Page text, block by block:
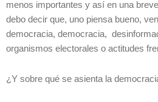
menos importantes y así en una
debo decir que, uno piensa bueno,
democracia, democracia,
organismos electorales o actitudes
¿Y sobre qué se asienta la